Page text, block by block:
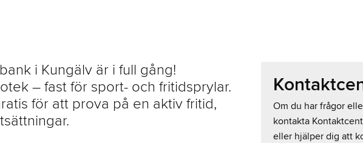
i Kungälv är i full gång!
– fast för sport- och fritidsprylar.
för att prova på en aktiv fritid,
Om du har frågor
kontakta
eller hjälper dig att